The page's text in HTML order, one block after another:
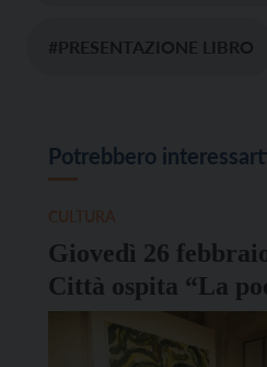
#PRESENTAZIONE LIBRO
Potrebbero
Giovedì 26
Città ospita “La
alberi”